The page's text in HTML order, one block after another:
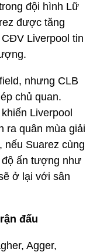
đội hình Lữ
được tăng
Liverpool tin
nhưng CLB
chủ quan.
Liverpool
ra quân mùa giải
nếu Suarez cùng
độ ấn tượng như
ở lại với sân
đấu
Agger,